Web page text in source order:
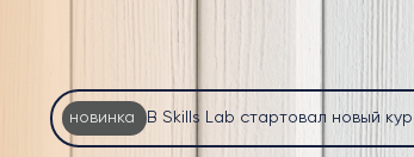
новинка В Skills Lab стартовал новый